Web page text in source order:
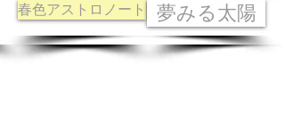
春色アストロノート 夢みる太陽